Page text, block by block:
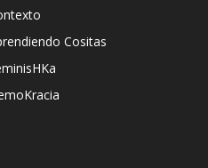
Cositas